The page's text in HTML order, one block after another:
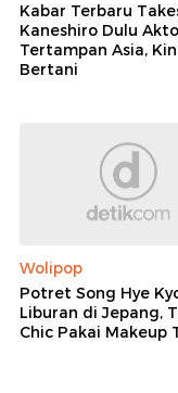
Kabar Terbaru
Kaneshiro Dulu
Tertampan Asia,
Bertani
Wolipop
Potret Song Hye
Liburan di Jepang,
Chic Pakai Makeup